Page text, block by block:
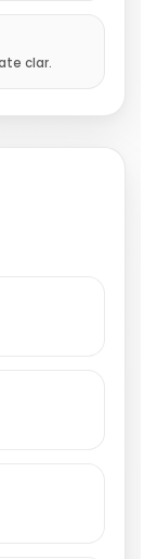
clar.